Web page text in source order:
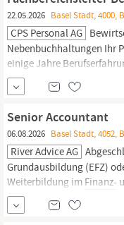
22.05.2026 Basel Stadt, 4000,
CPS Personal AG
Nebenbuchhaltungen Ihr
einige Jahre
Ausgleichskasse, HR,
mit gesetzlichen
Senior Accountant
06.08.2026 Basel Stadt, 4052,
River Advice AG
Grundausbildung (EFZ)
Weiterbildung im Finanz-
Finanz-
und
Ausbildung dazu